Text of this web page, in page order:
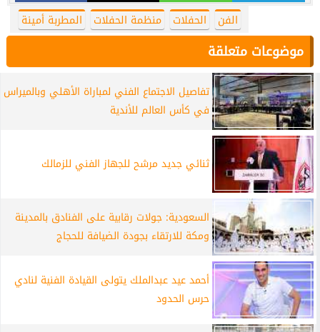
الفن الحفلات منظمة الحفلات المطربة أمينة
موضوعات متعلقة
تفاصيل الاجتماع الفني لمباراة الأهلي وبالميراس
في كأس العالم للأندية
ثنائي جديد مرشح للجهاز الفني للزمالك
السعودية: جولات رقابية على الفنادق بالمدينة
ومكة للارتقاء بجودة الضيافة للحجاج
أحمد عيد عبدالملك يتولى القيادة الفنية لنادي
حرس الحدود